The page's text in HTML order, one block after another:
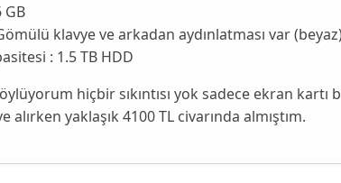
GB
klavye ve arkadan aydınlatması var
: 1.5 TB HDD
hiçbir sıkıntısı yok sadece ekran
alırken yaklaşık 4100 TL civarında almıştım.